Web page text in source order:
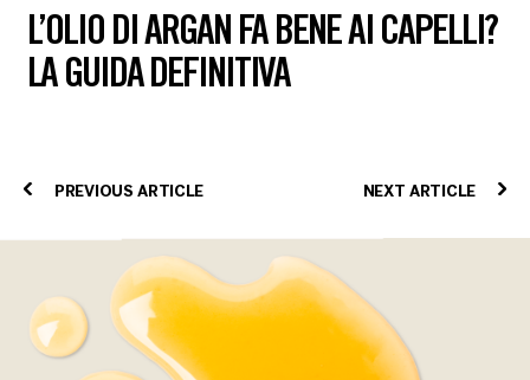
L’OLIO DI ARGAN FA BENE AI CAPELLI?
LA GUIDA DEFINITIVA
PREVIOUS ARTICLE NEXT ARTICLE